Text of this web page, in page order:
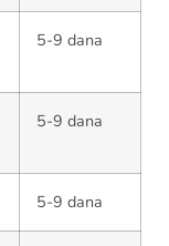
5-9 dana
5-9 dana
5-9 dana